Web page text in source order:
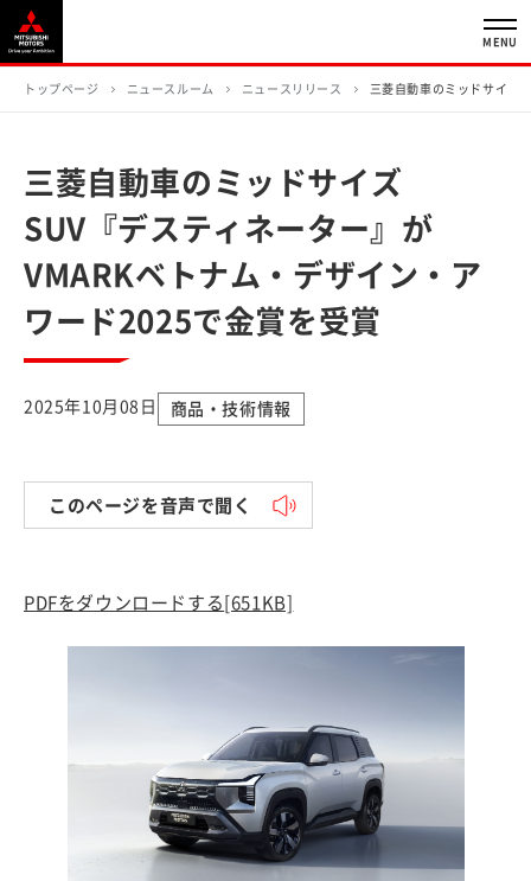
MENU
トップページ ニュースルーム ニュースリリース 三菱自動車のミッドサイズ
三菱自動車のミッドサイズ
SUV『デスティネーター』が
VMARKベトナム・デザイン・ア
ワード2025で金賞を受賞
2025年10月08日 商品・技術情報
このページを音声で聞く
PDFをダウンロードする [651KB]